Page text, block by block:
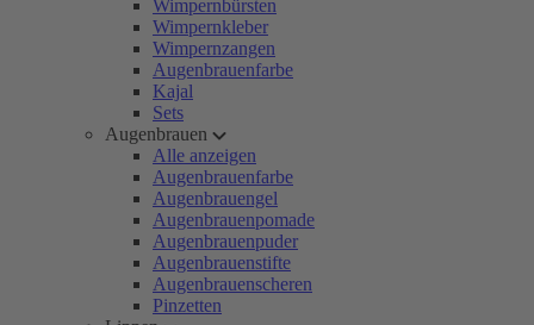
Wimpernbürsten
Wimpernkleber
Wimpernzangen
Augenbrauenfarbe
Kajal
Sets
Augenbrauen
Alle anzeigen
Augenbrauenfarbe
Augenbrauengel
Augenbrauenpomade
Augenbrauenpuder
Augenbrauenstifte
Augenbrauenscheren
Pinzetten